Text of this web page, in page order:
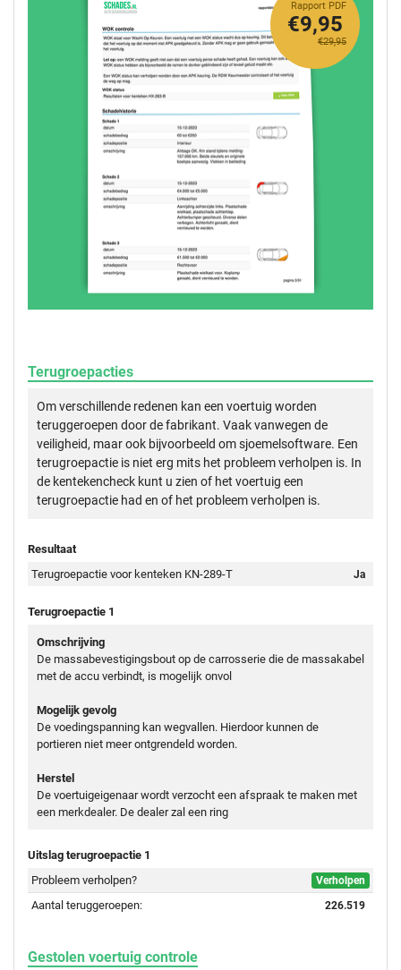
Rapport PDF
€29,95
€9,95
Terugroepacties
Om verschillende redenen kan een voertuig worden
teruggeroepen door de fabrikant. Vaak vanwegen de
veiligheid, maar ook bijvoorbeeld om sjoemelsoftware. Een
terugroepactie is niet erg mits het probleem verholpen is. In
de kentekencheck kunt u zien of het voertuig een
terugroepactie had en of het probleem verholpen is.
Resultaat
Terugroepactie voor kenteken KN-289-T
Ja
Terugroepactie 1
Omschrijving
De massabevestigingsbout op de carrosserie die de massakabel
met de accu verbindt, is mogelijk onvol
Mogelijk gevolg
De voedingspanning kan wegvallen. Hierdoor kunnen de
portieren niet meer ontgrendeld worden.
Herstel
De voertuigeigenaar wordt verzocht een afspraak te maken met
een merkdealer. De dealer zal een ring
Uitslag terugroepactie 1
Probleem verholpen?
Verholpen
Aantal teruggeroepen: 226.519
Gestolen voertuig controle